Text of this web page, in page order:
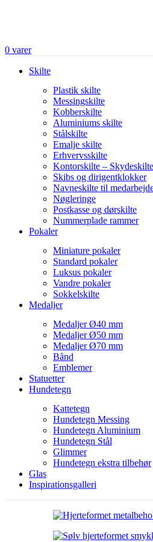
0 varer
Skilte
Plastik skilte
Messingskilte
Kobberskilte
Aluminiums skilte
Stålskilte
Emalje skilte
Erhvervsskilte
Kontorskilte – Skydeskilte
Skibs og dirigentklokker
Navneskilte til
Nøgleringe
Postkasse og dørskilte
Nummerplade rammer
Pokaler
Miniature pokaler
Standard pokaler
Luksus pokaler
Vandre pokaler
Sokkelskilte
Medaljer
Medaljer Ø40 mm
Medaljer Ø50 mm
Medaljer Ø70 mm
Bånd
Emblemer
Statuetter
Hundetegn
Kattetegn
Hundetegn Messing
Hundetegn Aluminium
Hundetegn Stål
Glimmer
Hundetegn ekstra tilbehør
Glas
Inspirationsgalleri